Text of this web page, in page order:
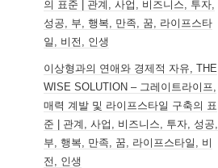
의 표준 | 관계, 사업, 비즈니스, 투자,
성공, 부, 행복, 만족, 꿈, 라이프스타
일, 비전, 인생
이상형과의 연애와 경제적 자유, THE
WISE SOLUTION – 그레이트라이프,
매력 계발 및 라이프스타일 구축의 표
준 | 관계, 사업, 비즈니스, 투자, 성공,
부, 행복, 만족, 꿈, 라이프스타일, 비
전, 인생